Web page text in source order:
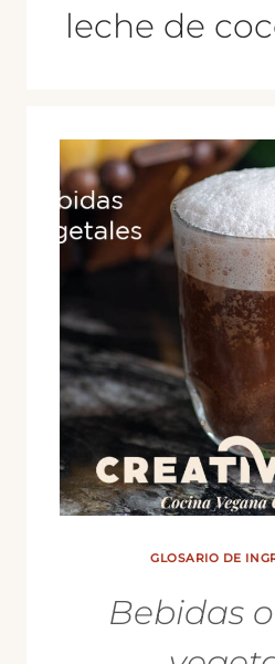
leche de
GLOSARIO DE
Bebidas